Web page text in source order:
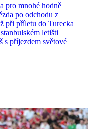
pro mnohé hodně
po odchodu z
při příletu do Turecka
letišti
s příjezdem světové